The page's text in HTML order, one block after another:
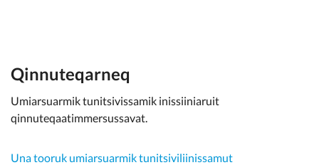
Qinnuteqarneq
Umiarsuarmik tunitsivissamik inissiiniaruit
qinnuteqaatimmersussavat.
Una tooruk umiarsuarmik tunitsiviliinissamut